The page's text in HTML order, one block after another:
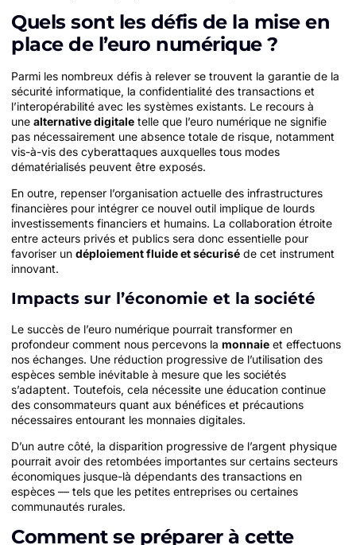
Quels sont les défis de la mise en
place de l’euro numérique ?
Parmi les nombreux défis à relever se trouvent la garantie de la
sécurité informatique, la confidentialité des transactions et
l’interopérabilité avec les systèmes existants. Le recours à
une alternative digitale telle que l’euro numérique ne signifie
pas nécessairement une absence totale de risque, notamment
vis-à-vis des cyberattaques auxquelles tous modes
dématérialisés peuvent être exposés.
En outre, repenser l’organisation actuelle des infrastructures
financières pour intégrer ce nouvel outil implique de lourds
investissements financiers et humains. La collaboration étroite
entre acteurs privés et publics sera donc essentielle pour
favoriser un déploiement fluide et sécurisé de cet instrument
innovant.
Impacts sur l’économie et la société
Le succès de l’euro numérique pourrait transformer en
profondeur comment nous percevons la monnaie et effectuons
nos échanges. Une réduction progressive de l’utilisation des
espèces semble inévitable à mesure que les sociétés
s’adaptent. Toutefois, cela nécessite une éducation continue
des consommateurs quant aux bénéfices et précautions
nécessaires entourant les monnaies digitales.
D’un autre côté, la disparition progressive de l’argent physique
pourrait avoir des retombées importantes sur certains secteurs
économiques jusque-là dépendants des transactions en
espèces — tels que les petites entreprises ou certaines
communautés rurales.
Comment se préparer à cette